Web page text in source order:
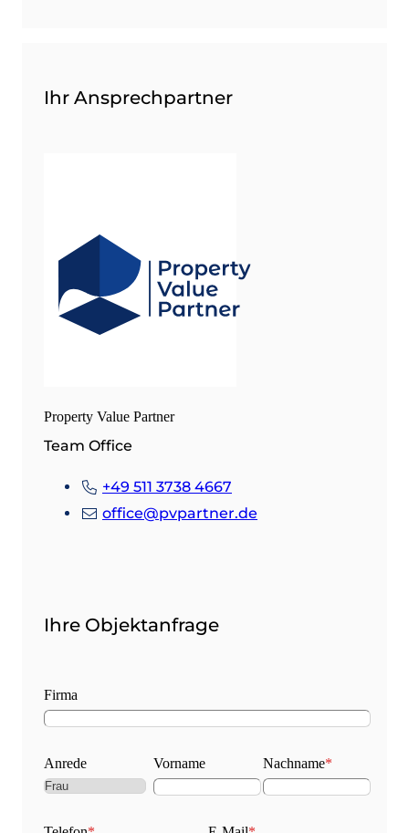
Ihr Ansprechpartner
Property Value Partner
Team Office
+49 511 3738 4667
office@pvpartner.de
Ihre Objektanfrage
Firma
Anrede Vorname Nachname*